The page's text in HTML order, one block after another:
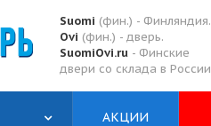
Suomi (фин.) - Финляндия.
Ovi (фин.) - дверь.
SuomiOvi.ru - Финские
двери со склада в России
АКЦИИ